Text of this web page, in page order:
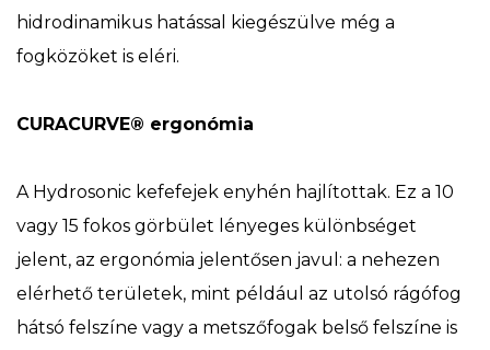
hidrodinamikus hatással kiegészülve még a
fogközöket is eléri.
CURACURVE® ergonómia
A Hydrosonic kefefejek enyhén hajlítottak. Ez a 10
vagy 15 fokos görbület lényeges különbséget
jelent, az ergonómia jelentősen javul: a nehezen
elérhető területek, mint például az utolsó rágófog
hátsó felszíne vagy a metszőfogak belső felszíne is